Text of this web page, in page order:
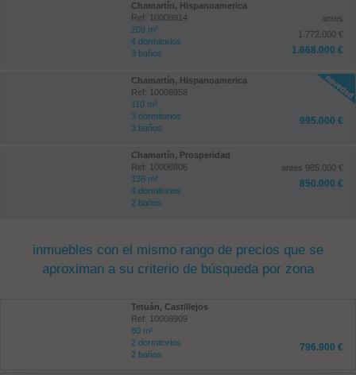
Chamartín, Hispanoamerica
Ref: 10008914
209 m²
4 dormitorios
3 baños
antes
1.772.000 €
1.668.000 €
Chamartín, Hispanoamerica
Ref: 10008958
110 m²
3 dormitorios
3 baños
995.000 €
Chamartín, Prosperidad
Ref: 10008806
136 m²
4 dormitorios
2 baños
antes 985.000 €
850.000 €
inmuebles con el mismo rango de precios que se
aproximan a su criterio de búsqueda por zona
Tetuán, Castillejos
Ref: 10008909
80 m²
2 dormitorios
2 baños
796.900 €